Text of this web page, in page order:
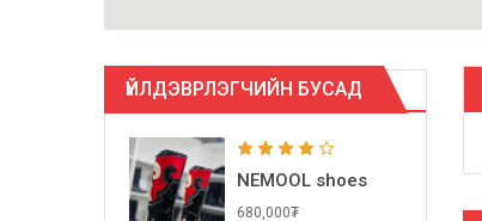
ҮЙЛДЭВРЛЭГЧИЙН БУСАД
NEMOOL shoes
680,000₮